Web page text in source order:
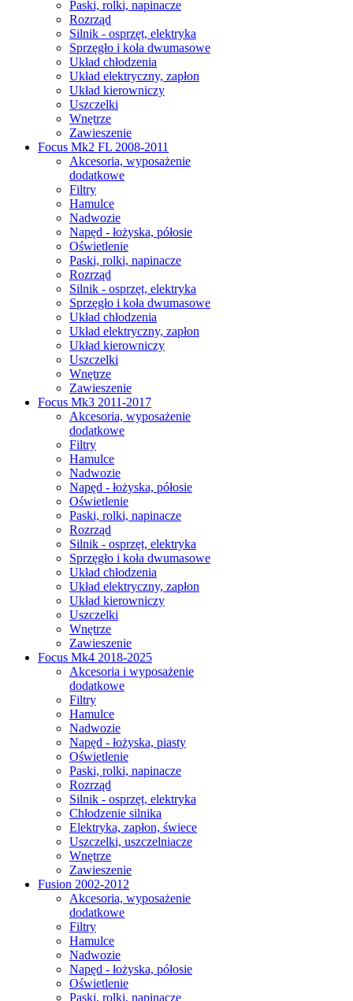
Paski, rolki, napinacze
Rozrząd
Silnik - osprzęt, elektryka
Sprzęgło i koła dwumasowe
Układ chłodzenia
Układ elektryczny, zapłon
Układ kierowniczy
Uszczelki
Wnętrze
Zawieszenie
Focus Mk2 FL 2008-2011
Akcesoria, wyposażenie
dodatkowe
Filtry
Hamulce
Nadwozie
Napęd - łożyska, półosie
Oświetlenie
Paski, rolki, napinacze
Rozrząd
Silnik - osprzęt, elektryka
Sprzęgło i koła dwumasowe
Układ chłodzenia
Układ elektryczny, zapłon
Układ kierowniczy
Uszczelki
Wnętrze
Zawieszenie
Focus Mk3 2011-2017
Akcesoria, wyposażenie
dodatkowe
Filtry
Hamulce
Nadwozie
Napęd - łożyska, półosie
Oświetlenie
Paski, rolki, napinacze
Rozrząd
Silnik - osprzęt, elektryka
Sprzęgło i koła dwumasowe
Układ chłodzenia
Układ elektryczny, zapłon
Układ kierowniczy
Uszczelki
Wnętrze
Zawieszenie
Focus Mk4 2018-2025
Akcesoria i wyposażenie
dodatkowe
Filtry
Hamulce
Nadwozie
Napęd - łożyska, piasty
Oświetlenie
Paski, rolki, napinacze
Rozrząd
Silnik - osprzęt, elektryka
Chłodzenie silnika
Elektryka, zapłon, świece
Uszczelki, uszczelniacze
Wnętrze
Zawieszenie
Fusion 2002-2012
Akcesoria, wyposażenie
dodatkowe
Filtry
Hamulce
Nadwozie
Napęd - łożyska, półosie
Oświetlenie
Paski, rolki, napinacze